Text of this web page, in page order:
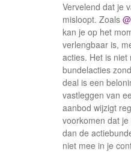
Vervelend dat je
misloopt. Zoals
kan je op het
verlengbaar is,
acties. Het is
bundelacties
deal is een
vastleggen van
aanbod wijzigt
voorkomen dat
dan de
niet mee in je